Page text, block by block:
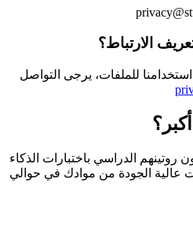
الارتباط؟
للملفات، يرجى التواصل
روتينهم الدراسي باختبارات الذكاء
عالية الجودة من موادك في حوالي